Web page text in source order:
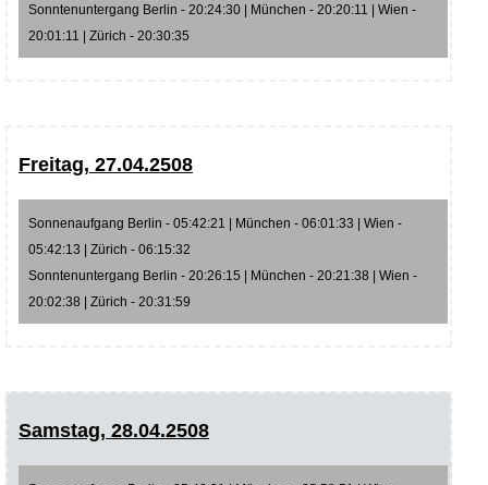
Sonntenuntergang Berlin - 20:24:30 | München - 20:20:11 | Wien -
20:01:11 | Zürich - 20:30:35
Freitag, 27.04.2508
Sonnenaufgang Berlin - 05:42:21 | München - 06:01:33 | Wien -
05:42:13 | Zürich - 06:15:32
Sonntenuntergang Berlin - 20:26:15 | München - 20:21:38 | Wien -
20:02:38 | Zürich - 20:31:59
Samstag, 28.04.2508